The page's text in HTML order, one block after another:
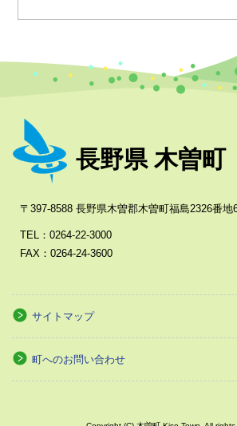
長野県 木曽町
〒397-8588 長野県木曽郡木曽町福島2326番地
TEL：0264-22-3000
FAX：0264-24-3600
サイトマップ
町へのお問い合わせ